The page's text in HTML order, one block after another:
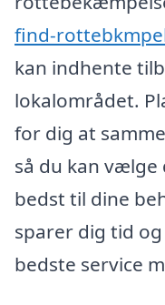
find-
kan indhente
lokalområdet.
for dig at
så du kan vælge
bedst til dine
sparer dig tid
bedste service